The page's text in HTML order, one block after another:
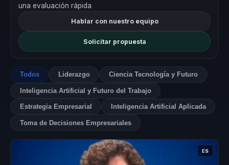
una evaluación rápida
Hablar con nuestro equipo
Solicitar propuesta
Todos Liderazgo Ciencia Tecnología y Futuro
Inteligencia Artificial y Futuro del Trabajo
Estrategia Empresarial Inteligencia Artificial Aplicada
Toma de Decisiones Empresariales
ES